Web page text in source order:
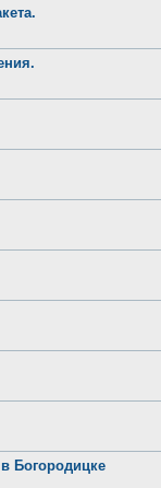
Богородицке